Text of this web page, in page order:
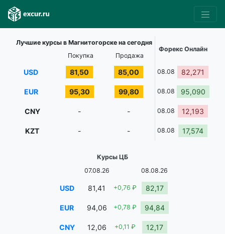
Лучшие курсы в Магнитогорске на сегодня
Форекс Онлайн
Покупка
Продажа
USD 81,50 85,00 08.08 82,271
EUR 95,30 99,80 08.08 95,090
CNY - - 08.08 12,193
KZT - - 08.08 17,574
Курсы ЦБ
07.08.26
08.08.26
USD 81,41 +0,76 ₽ 82,17
EUR 94,06 +0,78 ₽ 94,84
CNY 12,06 +0,11 ₽ 12,17